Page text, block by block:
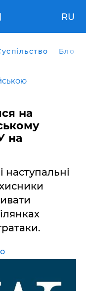
RU
Блоги
на
на